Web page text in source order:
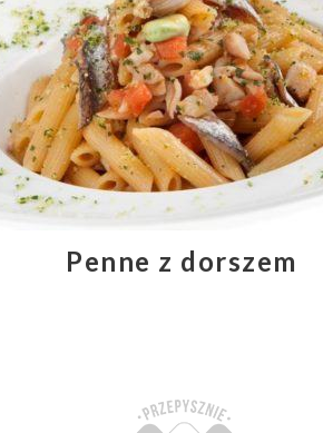
Penne z dorszem